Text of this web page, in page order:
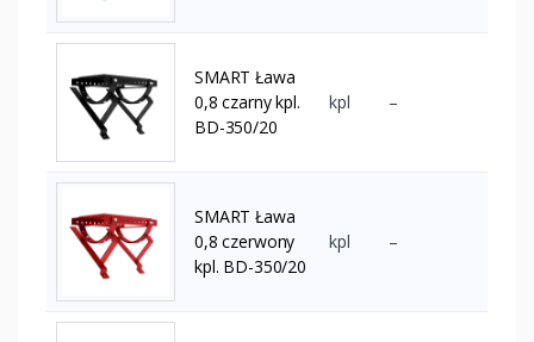
SMART Ława
0,8 czarny kpl.
BD-350/20
kpl –
SMART Ława
0,8 czerwony
kpl. BD-350/20
kpl –